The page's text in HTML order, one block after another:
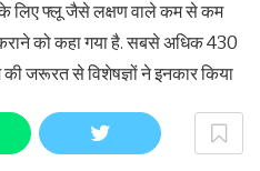
के लिए फ्लू जैसे लक्षण वाले कम से कम
को कहा गया है. सबसे अधिक 430
जरूरत से विशेषज्ञों ने इनकार किया